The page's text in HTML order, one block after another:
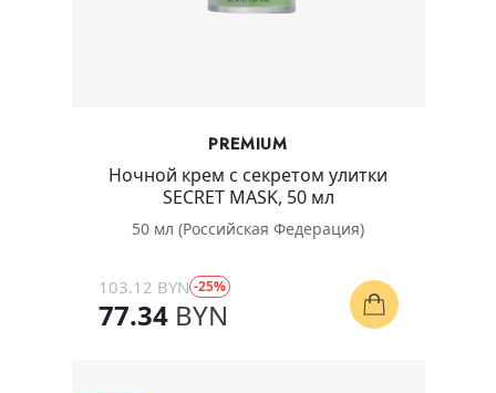
PREMIUM
Ночной крем c секретом улитки
SECRET MASK, 50 мл
50 мл (Российская Федерация)
103.12 BYN -25%
77.34 BYN